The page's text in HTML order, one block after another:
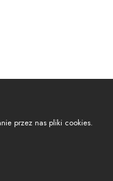
przez nas pliki cookies.